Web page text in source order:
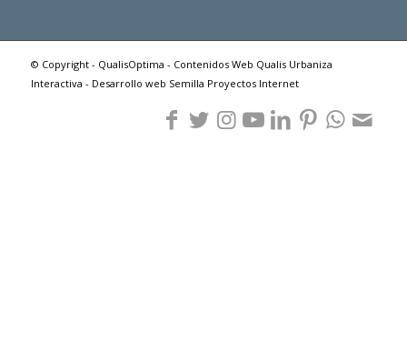
© Copyright - QualisOptima - Contenidos Web Qualis Urbaniza
Interactiva - Desarrollo web Semilla Proyectos Internet